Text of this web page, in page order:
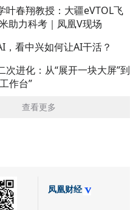
叶春翔教授：大疆eVTOL飞
助力科考｜凤凰V现场
，看中兴如何让AI干活？
次进化：从“展开一块大屏”到
作台”
查看更多
凤凰财经